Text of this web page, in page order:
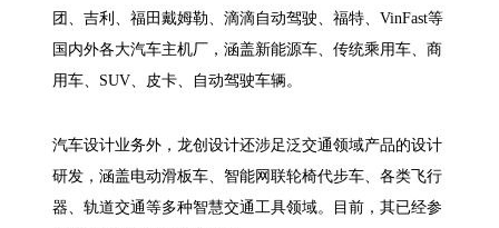
团、吉利、福田戴姆勒、滴滴自动驾驶、福特、VinFast等
国内外各大汽车主机厂，涵盖新能源车、传统乘用车、商
用车、SUV、皮卡、自动驾驶车辆。
汽车设计业务外，龙创设计还涉足泛交通领域产品的设计
研发，涵盖电动滑板车、智能网联轮椅代步车、各类飞行
器、轨道交通等多种智慧交通工具领域。目前，其已经参